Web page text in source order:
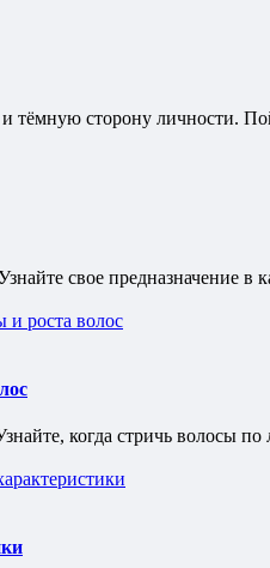
сторону личности.
свое предназначение
когда стричь волосы по